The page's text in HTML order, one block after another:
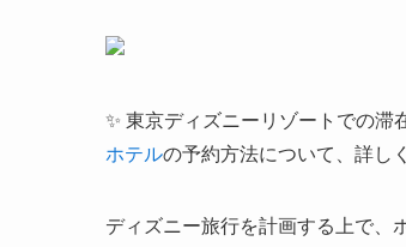
✨ 東京ディズニーリゾートでの滞
ホテルの予約方法について、詳し
ディズニー旅行を計画する上で、